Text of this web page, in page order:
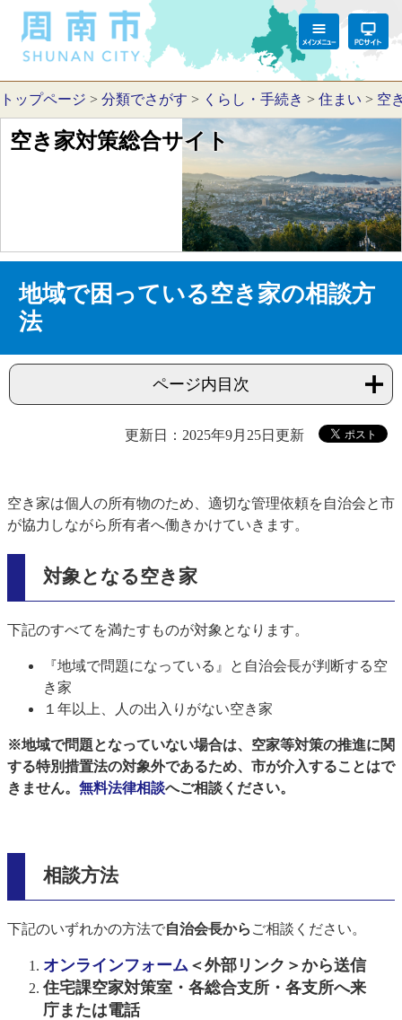
トップページ > 分類でさがす > くらし・手続き > 住まい > 空
空き家対策総合サイト
地域で困っている空き家の相談方
法
ページ内目次
更新日：2025年9月25日更新
空き家は個人の所有物のため、適切な管理依頼を自治会と市
が協力しながら所有者へ働きかけていきます。
対象となる空き家
下記のすべてを満たすものが対象となります。
『地域で問題になっている』と自治会長が判断する空
き家
１年以上、人の出入りがない空き家
※地域で問題となっていない場合は、 空家等対策の推進に関
する特別措置法の対象外であるため、市が介入することはで
きません。 無料法律相談へご相談ください。
相談方法
下記のいずれかの方法で自治会長から ご相談ください。
オンラインフォーム ＜外部リンク＞ から送信
住宅課空家対策室・各総合支所・各支所へ来
庁または電話